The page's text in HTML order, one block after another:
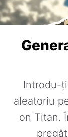
Introdu-
aleatoriu
on Titan.